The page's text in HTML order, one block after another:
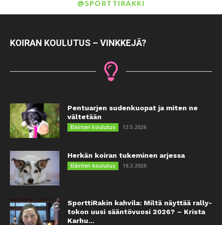
@SPORTTIRAKKI
KOIRAN KOULUTUS – VINKKEJÄ?
Pentuarjen sudenkuopat ja miten ne
vältetään
Eläinten koulutus 12.5.2026
Herkän koiran tukeminen arjessa
Eläinten koulutus 18.3.2026
SporttiRakin kahvila: Miltä näyttää rally-
tokon uusi sääntövuosi 2026? – Krista
Karhu...